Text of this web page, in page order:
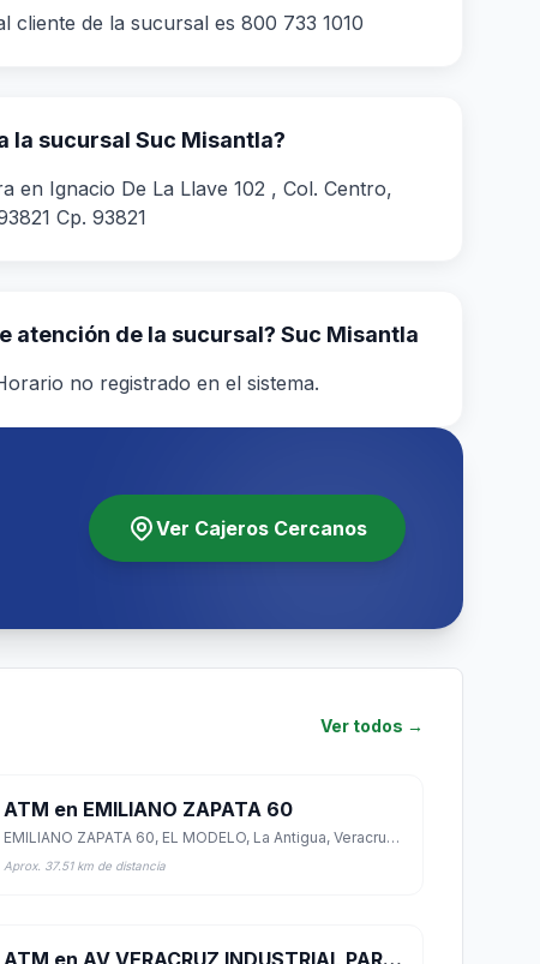
cliente de la sucursal es 800 733 1010
la sucursal Suc Misantla?
en Ignacio De La Llave 102 , Col. Centro,
Cp. 93821
atención de la sucursal? Suc Misantla
no registrado en el sistema.
Ver Cajeros Cercanos
Ver todos →
ATM en EMILIANO ZAPATA 60
EMILIANO ZAPATA 60, EL MODELO, La Antigua, Veracruz de Ignacio de la Llave
Aprox. 37.51 km de distancia
ATM en AV VERACRUZ INDUSTRIAL PARK S N 0